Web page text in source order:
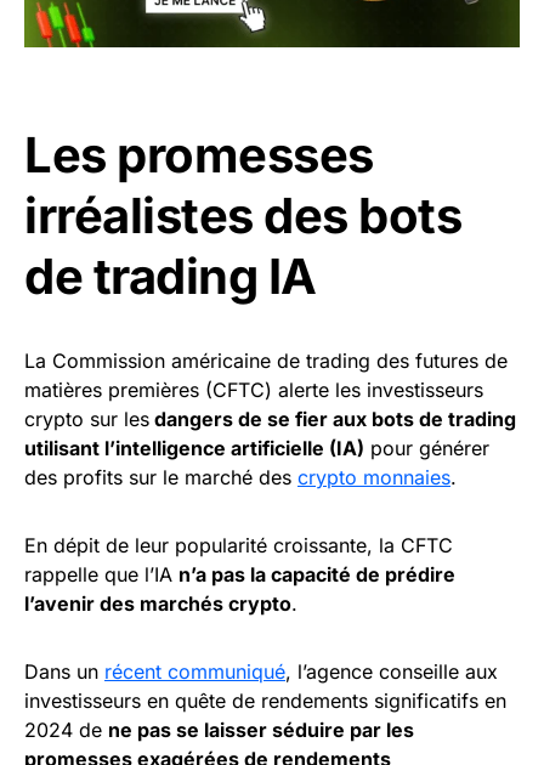
Les promesses
irréalistes des bots
de trading IA
La Commission américaine de trading des futures de
matières premières (CFTC) alerte les investisseurs
crypto sur les dangers de se fier aux bots de trading
utilisant l’intelligence artificielle (IA) pour générer
des profits sur le marché des crypto monnaies.
En dépit de leur popularité croissante, la CFTC
rappelle que l’IA n’a pas la capacité de prédire
l’avenir des marchés crypto.
Dans un récent communiqué, l’agence conseille aux
investisseurs en quête de rendements significatifs en
2024 de ne pas se laisser séduire par les
promesses exagérées de rendements